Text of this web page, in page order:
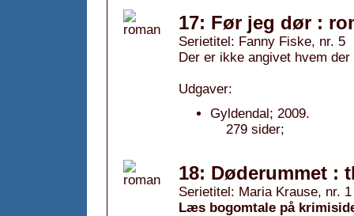
17: Før jeg dør :
Serietitel: Fanny Fiske, nr. 5
Der er ikke angivet hvem
Udgaver:
Gyldendal; 2009.
279 sider;
18: Døderummet :
Serietitel: Maria Krause, nr. 1
Læs bogomtale på